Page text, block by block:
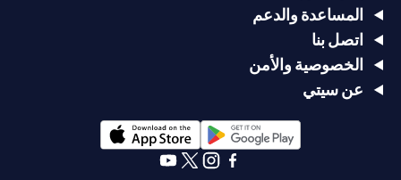
المساعدة والدعم
اتصل بنا
الخصوصية والأمن
عن سيتي
opens in a new tab
opens in a new tab